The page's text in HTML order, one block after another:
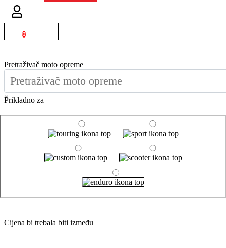
0
Pretraživač moto opreme
×
Prikladno za
Cijena bi trebala biti između